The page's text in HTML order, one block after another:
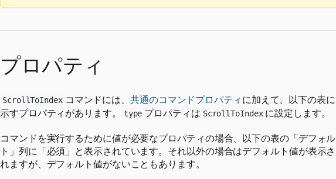
プロパティ
ScrollToIndex コマンドには、共通のコマンドプロパティ に加えて、以下の表に
示すプロパティがあります。
type プロパティは ScrollToIndex に設定します。
コマンドを実行するために値が必要なプロパティの場合、以下の表の「デフォル
ト」列に「必須」と表示されています。それ以外の場合はデフォルト値が表示さ
れますが、デフォルト値がないこともあります。